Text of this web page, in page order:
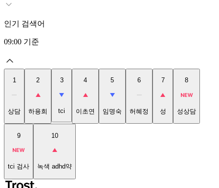
인기 검색어
09:00 기준
1
상담
2
하용희
3
tci
4
이초연
5
임명숙
6
허혜정
7
성
8
성상담
9
tci 검사
10
녹색 adhd약